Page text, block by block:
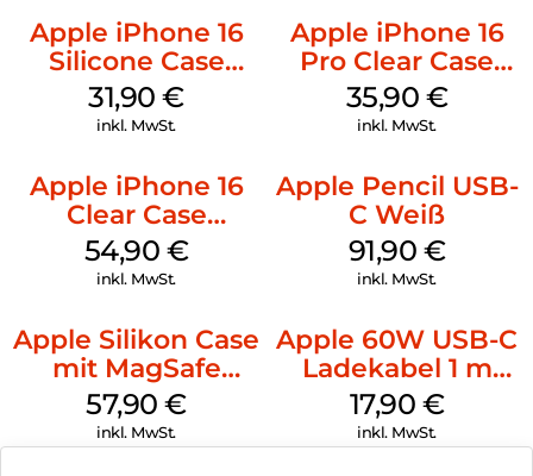
Apple iPhone 16
Silicone Case
MagSafe Fuchsia
31,90€
inkl. MwSt.
Apple iPhone 16
Pro Clear Case
MagSafe
Transparent
35,90 €
inkl. MwSt.
Apple iPhone 16
Clear Case
MagSafe
Transparent
54,90 €
inkl. MwSt.
Apple Pencil USB-
C Weiß
91,90 €
inkl. MwSt.
Apple Silikon Case
mit MagSafe
iPhone 14 Pro
(PRODUCT)RED
57,90€
inkl. MwSt.
Apple 60W USB-C
Ladekabel 1 m
Weiß
17,90 €
inkl. MwSt.